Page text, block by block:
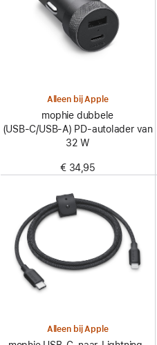
Alleen bij Apple
mophie dubbele
(USB‑C/USB‑A) PD-autolader van
32 W
€ 34,95
Alleen bij Apple